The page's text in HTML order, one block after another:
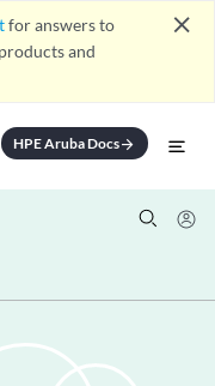
for answers to
and
close
HPE Aruba Docsarrow_forward